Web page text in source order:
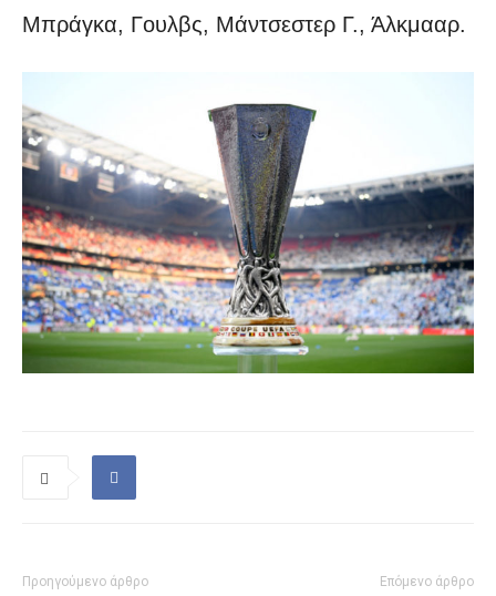
Μπράγκα, Γουλβς, Μάντσεστερ Γ., Άλκμααρ.
Προηγούμενο άρθρο Επόμενο άρθρο